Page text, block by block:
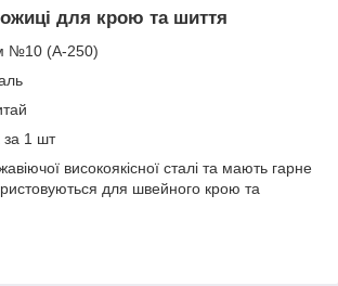
для крою та шиття
№10 (А-250)
за 1 шт
високоякісної сталі та мають гарне
для швейного крою та